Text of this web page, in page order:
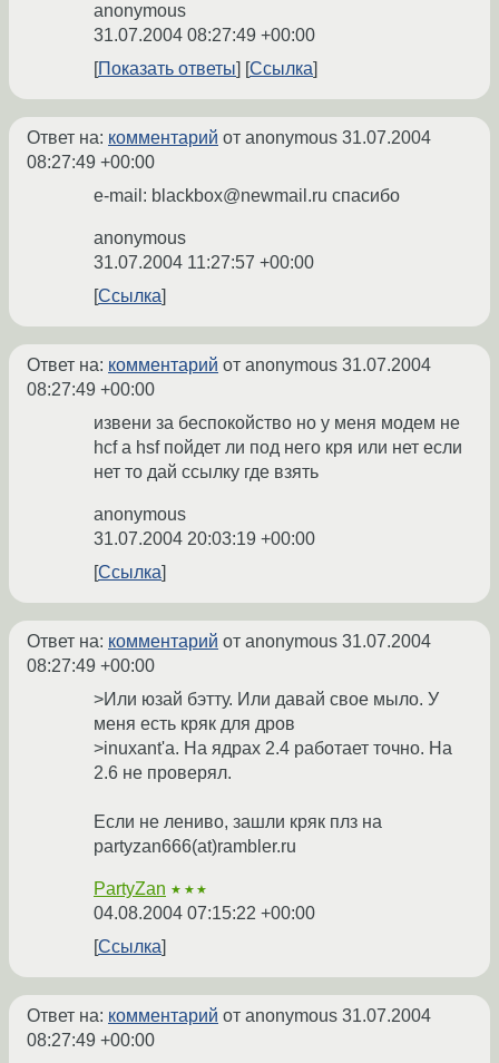
anonymous
31.07.2004 08:27:49 +00:00
Показать ответы
Ссылка
Ответ на: комментарий от anonymous 31.07.2004
08:27:49 +00:00
e-mail: blackbox@newmail.ru спасибо
anonymous
31.07.2004 11:27:57 +00:00
Ссылка
Ответ на: комментарий от anonymous 31.07.2004
08:27:49 +00:00
извени за беспокойство но у меня модем не
hcf а hsf пойдет ли под него кря или нет если
нет то дай ссылку где взять
anonymous
31.07.2004 20:03:19 +00:00
Ссылка
Ответ на: комментарий от anonymous 31.07.2004
08:27:49 +00:00
>Или юзай бэтту. Или давай свое мыло. У
меня есть кряк для дров
>inuxant'a. На ядрах 2.4 работает точно. На
2.6 не проверял.
Если не лениво, зашли кряк плз на
partyzan666(at)rambler.ru
PartyZan ★★★
04.08.2004 07:15:22 +00:00
Ссылка
Ответ на: комментарий от anonymous 31.07.2004
08:27:49 +00:00